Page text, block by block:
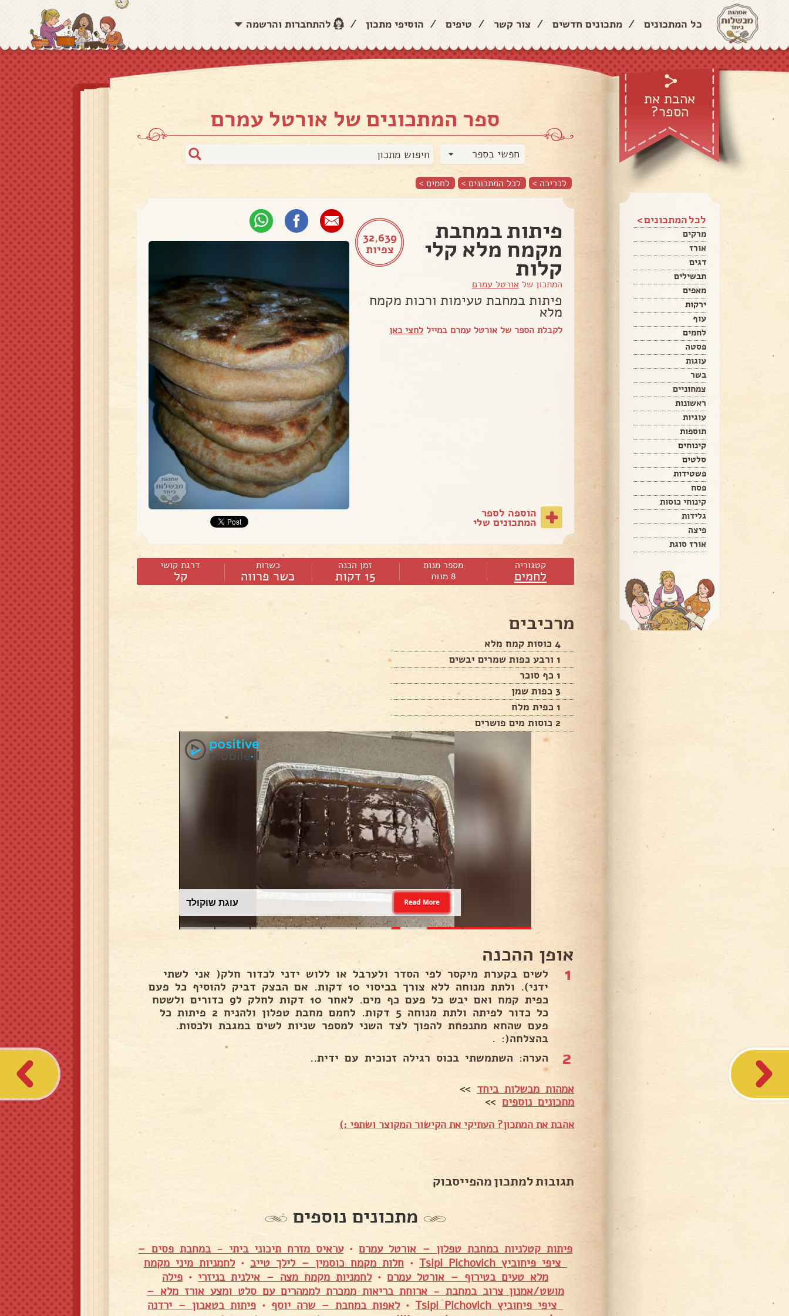
כל המתכונים / מתכונים חדשים / צור קשר / טיפים / הוסיפי מתכון / להתחברות והרשמה
אהבת את
הספר?
לכל המתכונים >
מרקים
אורז
דגים
תבשילים
מאפים
ירקות
עוף
לחמים
פסטה
עוגות
בשר
צמחוניים
ראשונות
עוגיות
תוספות
קינוחים
סלטים
פשטידות
פסח
קינוחי כוסות
גלידות
פיצה
אורז סוגת
ספר המתכונים של אורטל עמרם
חפשי בספר
לכריכה > לכל המתכונים > לחמים >
32,639
צפיות
פיתות במחבת
מקמח מלא קלי
קלות
המתכון של אורטל עמרם
פיתות במחבת טעימות ורכות מקמח
מלא
לקבלת הספר של אורטל עמרם במייל לחצי כאן
הוספה לספר
המתכונים שלי
קטגוריה
לחמים
מספר מנות
8 מנות
זמן הכנה
15 דקות
כשרות
כשר פרווה
דרגת קושי
קל
מרכיבים
4 כוסות קמח מלא
1 ורבע כפות שמרים יבשים
1 כף סוכר
3 כפות שמן
1 כפית מלח
2 כוסות מים פושרים
עוגת שוקולד Read More
אופן ההכנה
1
לשים בקערת מיקסר לפי הסדר ולערבל או ללוש ידני לכדור חלק( אני לשתי
ידני). ולתת מנוחה ללא צורך בכיסוי 10 דקות. אם הבצק דביק להוסיף כל פעם
כפית קמח ואם יבש כל פעם כף מים. לאחר 10 דקות לחלק ל9 כדורים ולשטח
כל כדור לפיתה ולתת מנוחה 5 דקות. לחמם מחבת טפלון ולהניח 2 פיתות כל
פעם שהחא מתנפחת להפוך לצד השני למספר שניות לשים במגבת ולכסות.
בהצלחה(: .
2 הערה: השתמשתי בכוס רגילה זכוכית עם ידית..
אמהות מבשלות ביחד >>
מתכונים נוספים>>
אהבת את המתכון? העתיקי את הקישור המקוצר ושתפי :)
תגובות למתכון מהפייסבוק
מתכונים נוספים
פיתות קטלניות במחבת טפלון – אורטל עמרם•עראיס מזרח תיכוני ביתי - במחבת פסים –
ציפי פיחוביץ Tsipi Pichovich
•חלות מקמח כוסמין – לילך טייב •לחמניות מיני מקמח
מלא טעים בטירוף – אורטל עמרם• לחמניות מקמח מצה – אילנית בניזרי • פילה
מושט/אמנון צרוב במחבת - ארוחת בריאות ממכרת לממהרים עם סלט ומצע אורז מלא –
ציפי פיחוביץ Tsipi Pichovich
• לאפות במחבת – שרה יוסף • פיתות בטאבון – ירדנה